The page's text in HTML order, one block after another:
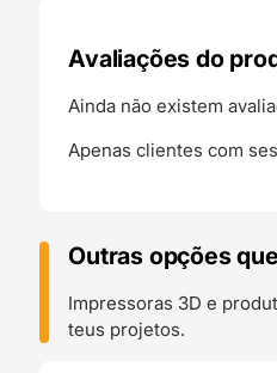
Avaliações do
Ainda não existem
Apenas clientes com
Outras opções
Impressoras 3D e
teus projetos.